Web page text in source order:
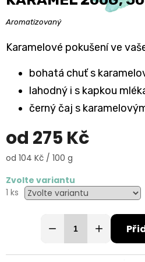
Aromatizovaný
Karamelové pokušení ve
bohatá chuť s
lahodný i s kapkou
černý čaj s
od 275 Kč
Měrná
od 104 Kč / 100 g
Zvolte variantu
1 ks